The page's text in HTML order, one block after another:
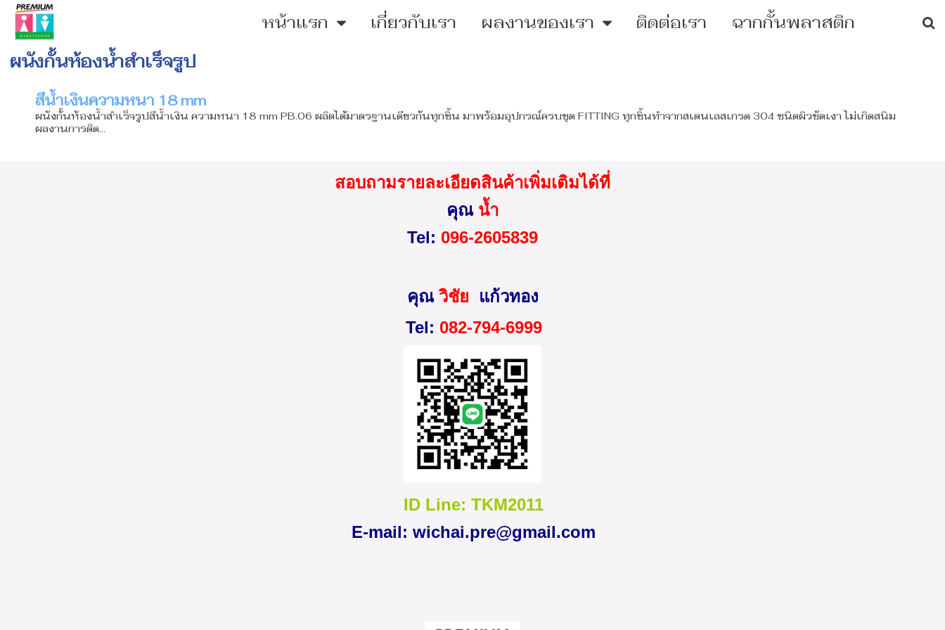
หน้าแรก เกี่ยวกับเรา ผลงานของเรา ติดต่อเรา ฉากกั้นพลาสติก
ผนังกั้นห้องน้ำสำเร็จรูป
สีน้ำเงินความหนา 18 mm
ผนังกั้นห้องน้ำสำเร็จรูปสีน้ำเงิน ความหนา 18 mm PB.06 ผลิตได้มาตรฐานเดียวกันทุกชิ้น มาพร้อมอุปกรณ์ครบชุด FITTING ทุกชิ้นทำจากสเตนเลสเกรด 304 ชนิดผิวขัดเงา ไม่เกิดสนิม
ผลงานการติด...
สอบถามรายละเอียดสินค้าเพิ่มเติมได้ที่
คุณน้ำ
Tel: 096-2605839
คุณวิชัย แก้วทอง
Tel: 082-794-6999
ID Line: TKM2011
E-mail: wichai.pre@gmail.com